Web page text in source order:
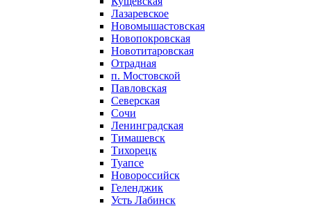
Лазаревское
Новомышастовская
Новопокровская
Новотитаровская
Отрадная
п. Мостовской
Павловская
Северская
Сочи
Ленинградская
Тимашевск
Тихорецк
Туапсе
Новороссийск
Геленджик
Усть Лабинск